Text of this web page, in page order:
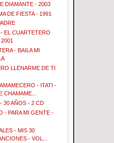
DIAMANTE - 2003
DE FIESTA - 1991
EL CUARTETERO
- BAILA MI
LLENARME DE TI
- ITATI -
CHAMAME...
30 AÑOS - 2 CD
- PARA MI GENTE -
- MIS 30
- VOL...